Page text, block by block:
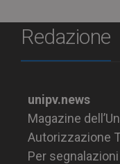
Redazione
unipv.news
Magazine
Autorizzazione
Per